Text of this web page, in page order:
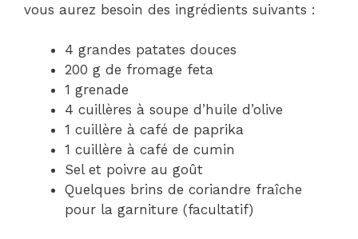
vous aurez besoin des ingrédients suivants :
4 grandes patates douces
200 g de fromage feta
1 grenade
4 cuillères à soupe d’huile d’olive
1 cuillère à café de paprika
1 cuillère à café de cumin
Sel et poivre au goût
Quelques brins de coriandre fraîche
pour la garniture (facultatif)